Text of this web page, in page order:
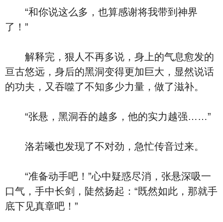
“和你说这么多，也算感谢将我带到神界
了！”
解释完，狠人不再多说，身上的气息愈发的
亘古悠远，身后的黑洞变得更加巨大，显然说话
的功夫，又吞噬了不知多少力量，做了滋补。
“张悬，黑洞吞的越多，他的实力越强……”
洛若曦也发现了不对劲，急忙传音过来。
“准备动手吧！”心中疑惑尽消，张悬深吸一
口气，手中长剑，陡然扬起：“既然如此，那就手
底下见真章吧！”